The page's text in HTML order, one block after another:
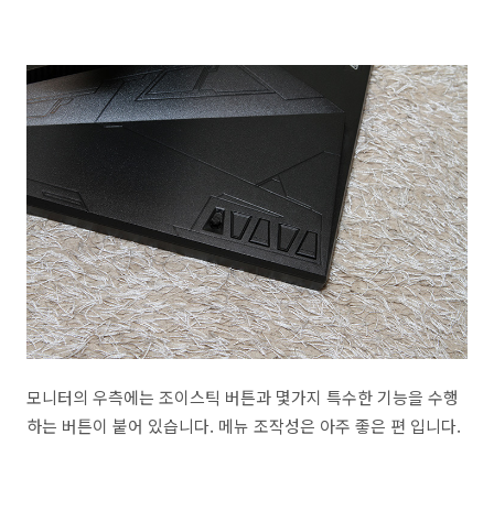
모니터의 우측에는 조이스틱 버튼과 몇가지 특수한 기능을 수행
하는 버튼이 붙어 있습니다. 메뉴 조작성은 아주 좋은 편 입니다.